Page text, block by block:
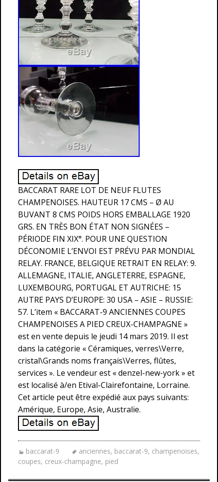
BACCARAT RARE LOT DE NEUF FLUTES
CHAMPENOISES. HAUTEUR 17 CMS – Ø AU
BUVANT 8 CMS POIDS HORS EMBALLAGE 1920
GRS. EN TRÈS BON ÉTAT NON SIGNÉES –
PÉRIODE FIN XIX°. POUR UNE QUESTION
DÉCONOMIE L’ENVOI EST PRÉVU PAR MONDIAL
RELAY. FRANCE, BELGIQUE RETRAIT EN RELAY: 9.
ALLEMAGNE, ITALIE, ANGLETERRE, ESPAGNE,
LUXEMBOURG, PORTUGAL ET AUTRICHE: 15
AUTRE PAYS D’EUROPE: 30 USA – ASIE – RUSSIE:
57. L’item « BACCARAT-9 ANCIENNES COUPES
CHAMPENOISES A PIED CREUX-CHAMPAGNE »
est en vente depuis le jeudi 14 mars 2019. Il est
dans la catégorie « Céramiques, verres\Verre,
cristal\Grands noms français\Verres, flûtes,
services ». Le vendeur est « denzel-new-york » et
est localisé à/en Etival-Clairefontaine, Lorraine.
Cet article peut être expédié aux pays suivants:
Amérique, Europe, Asie, Australie.
baccarat-9 anciennes, baccarat-9, champenoises,
coupes, creux-champagne, pied